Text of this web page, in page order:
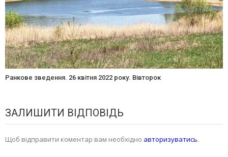
Ранкове зведення. 26 квітня 2022 року. Вівторок
ЗАЛИШИТИ ВІДПОВІДЬ
Щоб відправити коментар вам необхідно авторизуватись.